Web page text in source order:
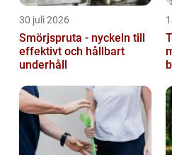
30 juli 2026
Smörjspruta - nyckeln till
effektivt och hållbart
underhåll